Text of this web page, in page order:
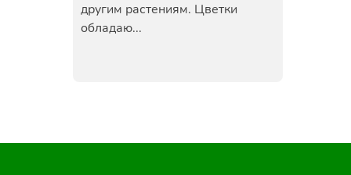
другим растениям. Цветки
обладаю...